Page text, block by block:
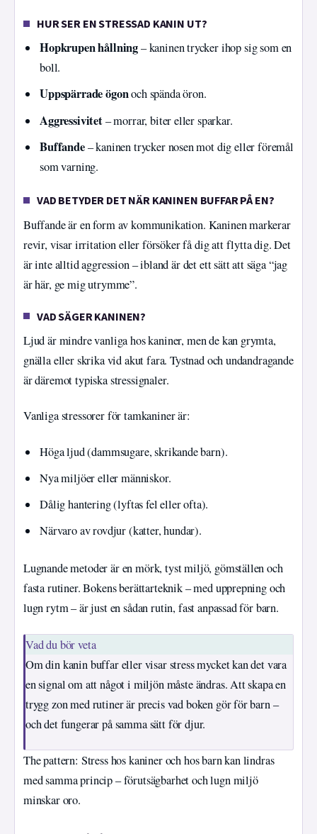
HUR SER EN STRESSAD KANIN UT?
Hopkrupen hållning– kaninen trycker ihop sig som en
boll.
Uppspärrade ögonoch spända öron.
Aggressivitet– morrar, biter eller sparkar.
Buffande– kaninen trycker nosen mot dig eller föremål
som varning.
VAD BETYDER DET NÄR KANINEN BUFFAR PÅ EN?
Buffande är en form av kommunikation. Kaninen markerar
revir, visar irritation eller försöker få dig att flytta dig. Det
är inte alltid aggression – ibland är det ett sätt att säga “jag
är här, ge mig utrymme”.
VAD SÄGER KANINEN?
Ljud är mindre vanliga hos kaniner, men de kan grymta,
gnälla eller skrika vid akut fara. Tystnad och undandragande
är däremot typiska stressignaler.
Vanliga stressorer för tamkaniner är:
Höga ljud (dammsugare, skrikande barn).
Nya miljöer eller människor.
Dålig hantering (lyftas fel eller ofta).
Närvaro av rovdjur (katter, hundar).
Lugnande metoder är en mörk, tyst miljö, gömställen och
fasta rutiner. Bokens berättarteknik – med upprepning och
lugn rytm – är just en sådan rutin, fast anpassad för barn.
Vad du bör veta
Om din kanin buffar eller visar stress mycket kan det vara
en signal om att något i miljön måste ändras. Att skapa en
trygg zon med rutiner är precis vad boken gör för barn –
och det fungerar på samma sätt för djur.
The pattern: Stress hos kaniner och hos barn kan lindras
med samma princip – förutsägbarhet och lugn miljö
minskar oro.